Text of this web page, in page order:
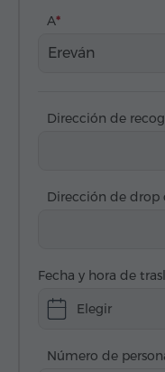
A
Ereván
Dirección de
Dirección de drop
Fecha y hora de
Elegir
Número de